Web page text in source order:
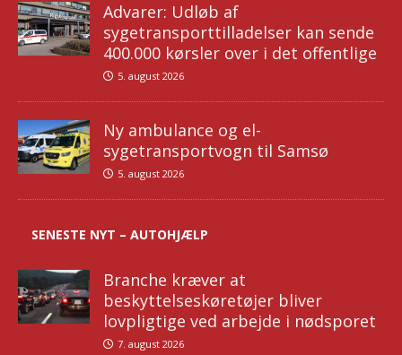
Advarer: Udløb af
sygetransporttilladelser kan sende
400.000 kørsler over i det offentlige
5. august 2026
Ny ambulance og el-
sygetransportvogn til Samsø
5. august 2026
SENESTE NYT – AUTOHJÆLP
Branche kræver at
beskyttelseskøretøjer bliver
lovpligtige ved arbejde i nødsporet
7. august 2026